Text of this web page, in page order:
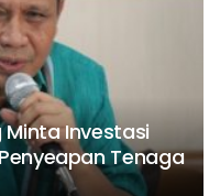
Minta Investasi
Tenaga